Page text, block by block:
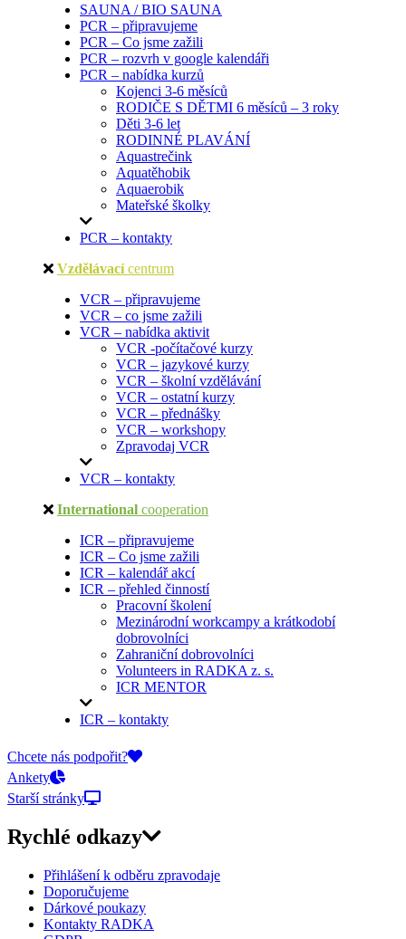
SAUNA / BIO SAUNA
PCR – připravujeme
PCR – Co jsme zažili
PCR – rozvrh v google kalendáři
PCR – nabídka kurzů
Kojenci 3-6 měsíců
RODIČE S DĚTMI 6 měsíců – 3 roky
Děti 3-6 let
RODINNÉ PLAVÁNÍ
Aquastrečink
Aquatěhobik
Aquaerobik
Mateřské školky
PCR – kontakty
Vzdělávací centrum
VCR – připravujeme
VCR – co jsme zažili
VCR – nabídka aktivit
VCR -počítačové kurzy
VCR – jazykové kurzy
VCR – školní vzdělávání
VCR – ostatní kurzy
VCR – přednášky
VCR – workshopy
Zpravodaj VCR
VCR – kontakty
International cooperation
ICR – připravujeme
ICR – Co jsme zažili
ICR – kalendář akcí
ICR – přehled činností
Pracovní školení
Mezinárodní workcampy a krátkodobí
dobrovolníci
Zahraniční dobrovolníci
Volunteers in RADKA z. s.
ICR MENTOR
ICR – kontakty
On-line přihlášky
Chcete nás podpořit?
Ankety
Starší stránky
Rychlé odkazy
Přihlášení k odběru zpravodaje
Doporučujeme
Dárkové poukazy
Kontakty RADKA